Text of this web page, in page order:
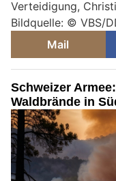
Verteidigung,
Bildquelle: © VBS/
Mail
Schweizer
Waldbrände in